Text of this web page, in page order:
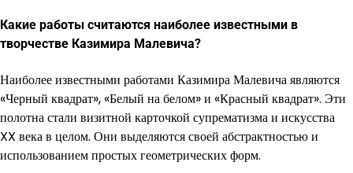
Какие работы считаются наиболее известными в
творчестве Казимира Малевича?
Наиболее известными работами Казимира Малевича являются
«Черный квадрат», «Белый на белом» и «Красный квадрат». Эти
полотна стали визитной карточкой супрематизма и искусства
XX века в целом. Они выделяются своей абстрактностью и
использованием простых геометрических форм.